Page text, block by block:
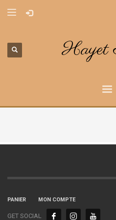
Hayet
PANIER MON COMPTE
GET SOCIAL